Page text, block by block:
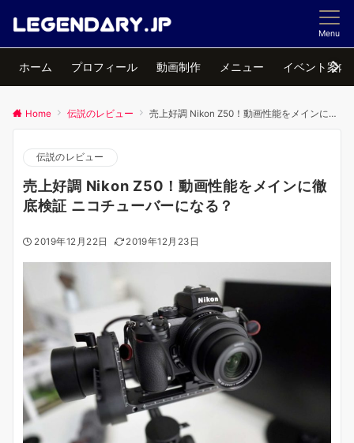
Menu
ホーム プロフィール 動画制作 メニュー イベント案内
Home 伝説のレビュー 売上好調 Nikon Z50！動画性能をメインに徹底検証 ニコチューバーになる？
伝説のレビュー
売上好調 Nikon Z50！動画性能をメインに徹
底検証 ニコチューバーになる？
2019年12月22日 2019年12月23日